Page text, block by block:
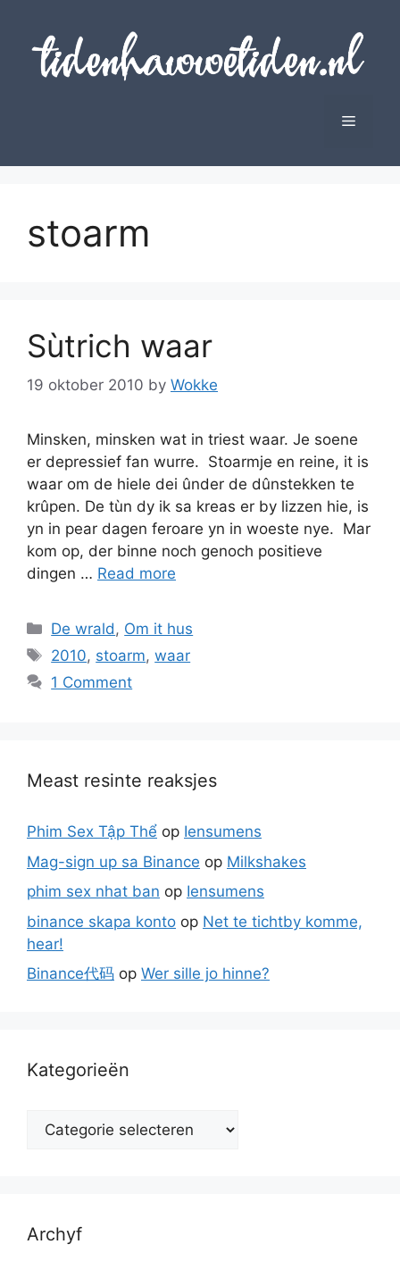
content
Menu
stoarm
Sùtrich waar
19 oktober 2010 by Wokke
Minsken, minsken wat in triest waar. Je soene
er depressief fan wurre. Stoarmje en reine, it is
waar om de hiele dei ûnder de dûnstekken te
krûpen. De tùn dy ik sa kreas er by lizzen hie, is
yn in pear dagen feroare yn in woeste nye. Mar
kom op, der binne noch genoch positieve
dingen … Read more
Categories
De wrald, Om it hus
Tags
2010, stoarm,waar
1 Comment
Meast resinte reaksjes
Phim Sex Tập Thể op Iensumens
Mag-sign up sa Binance op Milkshakes
phim sex nhat ban op Iensumens
binance skapa konto op Net te tichtby komme,
hear!
Binance代码 op Wer sille jo hinne?
Kategorieën
Kategorieën
Archyf